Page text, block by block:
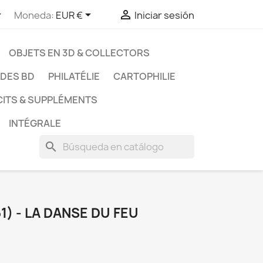
Moneda: EUR €  Iniciar sesión
OBJETS EN 3D & COLLECTORS
BD PHILATÉLIE
CARTOPHILIE
& SUPPLÉMENTS
INTÉGRALE
search
- LA DANSE DU FEU